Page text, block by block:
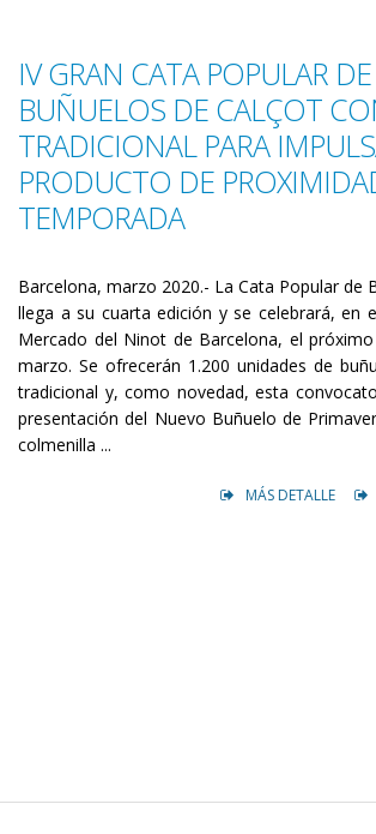
IV GRAN CATA POPULAR DE
BUÑUELOS DE CALÇOT
TRADICIONAL PARA
PRODUCTO DE
TEMPORADA
Barcelona, ​​marzo 2020.- La Cata Popular de
llega a su cuarta edición y se celebrará, en
Mercado del Ninot de Barcelona, ​​el
marzo. Se ofrecerán 1.200 unidades de
tradicional y, como novedad, esta
presentación del Nuevo Buñuelo de
colmenilla ...
MÁS DETALLE